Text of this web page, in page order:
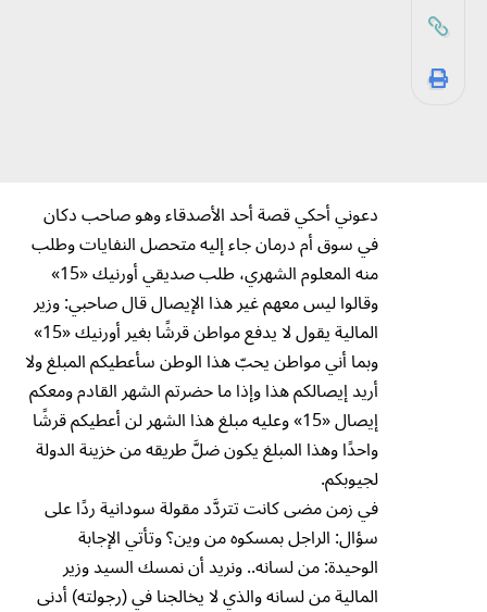
دعوني أحكي قصة أحد الأصدقاء وهو صاحب دكان
في سوق أم درمان جاء إليه متحصل النفايات وطلب
منه المعلوم الشهري، طلب صديقي أورنيك «15»
وقالوا ليس معهم غير هذا الإيصال قال صاحبي: وزير
المالية يقول لا يدفع مواطن قرشًا بغير أورنيك «15»
وبما أني مواطن يحبّ هذا الوطن سأعطيكم المبلغ ولا
أريد إيصالكم هذا وإذا ما حضرتم الشهر القادم ومعكم
إيصال «15» وعليه مبلغ هذا الشهر لن أعطيكم قرشًا
واحدًا وهذا المبلغ يكون ضلَّ طريقه من خزينة الدولة
لجيوبكم.
في زمن مضى كانت تتردَّد مقولة سودانية ردًا على
سؤال: الراجل بمسكوه من وين؟ وتأتي الإجابة
الوحيدة: من لسانه.. ونريد أن نمسك السيد وزير
المالية من لسانه والذي لا يخالجنا في (رجولته) أدنى